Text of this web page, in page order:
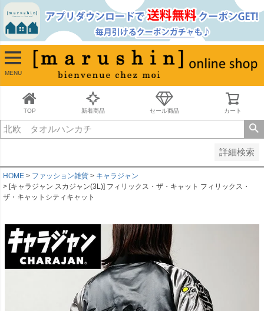
MENU
TOP 新着商品 セール商品 カート
詳細検索
並び順
新着順
古い順
価格が安い順
価格が高い順
キーワードヒット順
HOME ファッション雑貨
キャラジャン
[キャラジャン スカジャン(3L)] フィリックス・ザ・キャット フィリックス・
ザ・キャットシティキャット